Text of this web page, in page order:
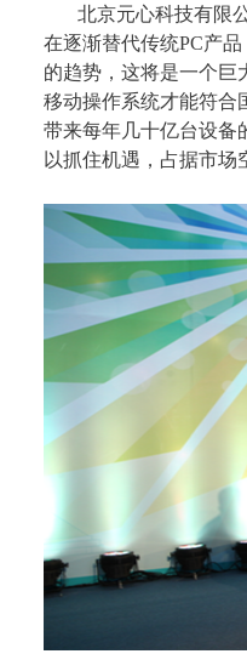
北京元心科技有限
在逐渐替代传统PC产
的趋势，这将是一个巨
移动操作系统才能符合
带来每年几十亿台设备
以抓住机遇，占据市场